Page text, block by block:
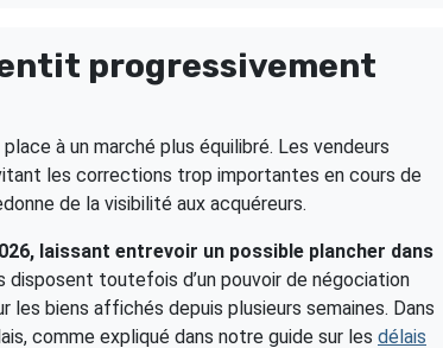
progressivement
à un marché plus équilibré. Les vendeurs
les corrections trop importantes en cours de
de la visibilité aux acquéreurs.
laissant entrevoir un possible plancher dans
disposent toutefois d’un pouvoir de négociation
biens affichés depuis plusieurs semaines. Dans
comme expliqué dans notre guide sur les délais